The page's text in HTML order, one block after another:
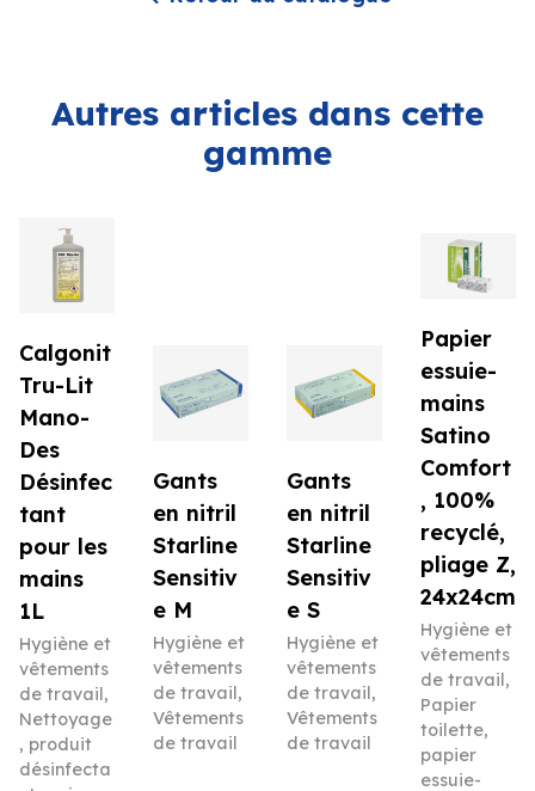
Autres articles dans cette
gamme
Calgonit
Tru-Lit
Mano-
Des
Désinfec
tant
pour les
mains
1L
Hygiène et
vêtements
de travail ,
Nettoyage
, produit
désinfecta
Gants
en nitril
Starline
Sensitiv
e M
Hygiène et
vêtements
de travail,
Vêtements
de travail
Gants
en nitril
Starline
Sensitiv
e S
Hygiène et
vêtements
de travail,
Vêtements
de travail
Papier
essuie-
mains
Satino
Comfort
, 100%
recyclé,
pliage Z,
24x24cm
Hygiène et
vêtements
de travail,
Papier
toilette,
papier
essuie-